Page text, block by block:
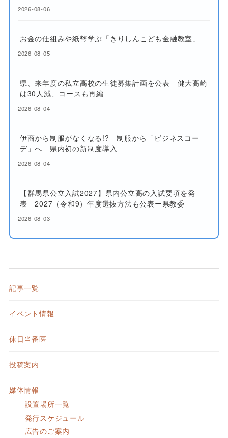
2026-08-06
お金の仕組みや紙幣学ぶ「きりしんこども金融教室」
2026-08-05
県、来年度の私立高校の生徒募集計画を公表 健大高崎
は30人減、コースも再編
2026-08-04
伊商から制服がなくなる!? 制服から「ビジネスコー
デ」へ 県内初の新制度導入
2026-08-04
【群馬県公立入試2027】県内公立高の入試要項を発
表 2027（令和9）年度選抜方法も公表ー県教委
2026-08-03
記事一覧
イベント情報
休日当番医
投稿案内
媒体情報
設置場所一覧
発行スケジュール
広告のご案内